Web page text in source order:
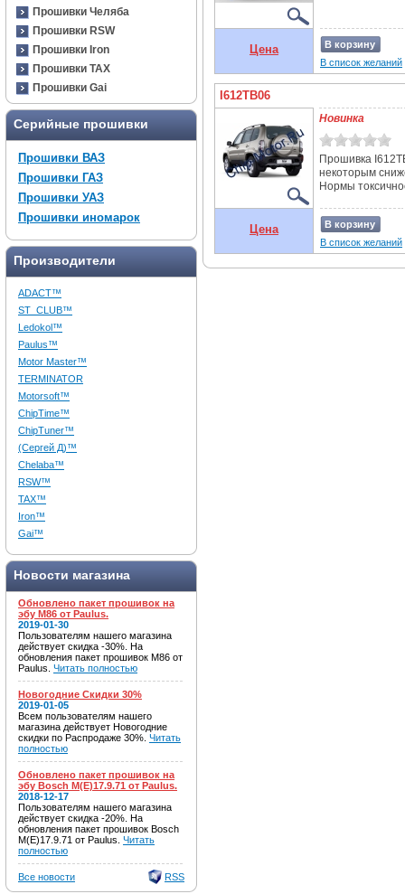
Прошивки Челяба
Прошивки RSW
Прошивки Iron
Прошивки TAX
Прошивки Gai
Серийные прошивки
Прошивки ВАЗ
Прошивки ГАЗ
Прошивки УАЗ
Прошивки иномарок
Производители
ADACT™
ST_CLUB™
Ledokol™
Paulus™
Motor Master™
TERMINATOR
Motorsoft™
ChipTime™
ChipTuner™
(Сергей Д)™
Chelaba™
RSW™
TAX™
Iron™
Gai™
Новости магазина
Обновлено пакет прошивок на
эбу M86 от Paulus.
2019-01-30
Пользователям нашего магазина
действует скидка -30%. На
обновления пакет прошивок M86 от
Paulus. Читать полностью
Новогодние Скидки 30%
2019-01-05
Всем пользователям нашего
магазина действует Новогодние
скидки по Распродаже 30%. Читать
полностью
Обновлено пакет прошивок на
эбу Bosch M(E)17.9.71 от Paulus.
2018-12-17
Пользователям нашего магазина
действует скидка -20%. На
обновления пакет прошивок Bosch
M(E)17.9.71 от Paulus. Читать
полностью
Все новости RSS
Цена
В корзину
В список желаний
I612TB06
Новинка
Прошивка
некоторым
Нормы
Цена
В корзину
В список желаний